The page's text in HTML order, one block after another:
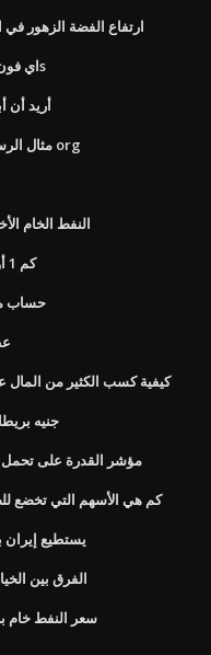
ارتفاع الفضة الزهور في
اي فون بطاقة سيم حجم 4s
أريد أن
مثال الرسم البياني للشركات org
النفط الخام
كم 1 أوقية من الفضة للبيع
حساب
كيفية كسب الكثير من المال
10000 جنيه
مؤشر القدرة على تحمل
كم هي الأسهم التي تخضع
يستطيع إيران
الفرق بين
سعر النفط خام